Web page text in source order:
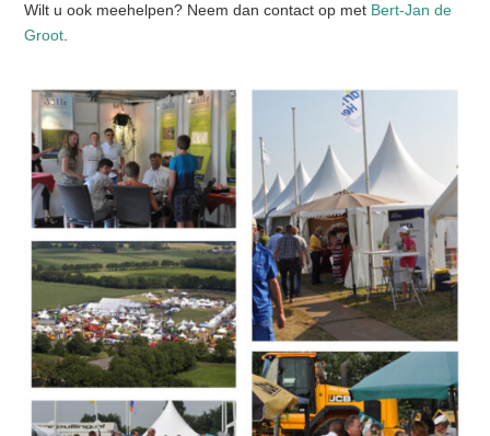
Wilt u ook meehelpen? Neem dan contact op met Bert-Jan de
Groot